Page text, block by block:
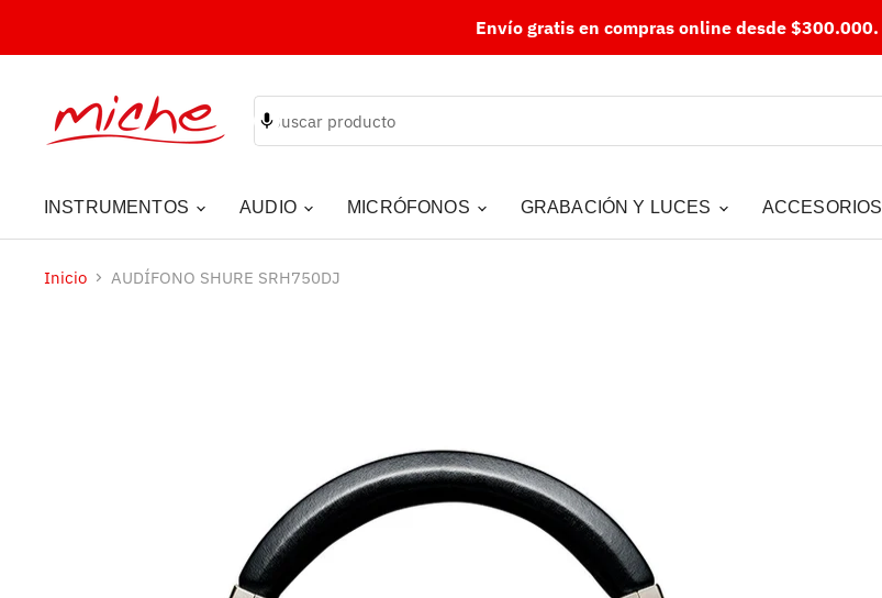
Envío gratis en compras online desde $300.000.
INSTRUMENTOS AUDIO MICRÓFONOS GRABACIÓN Y LUCES ACCESORIOS
Inicio AUDÍFONO SHURE SRH750DJ